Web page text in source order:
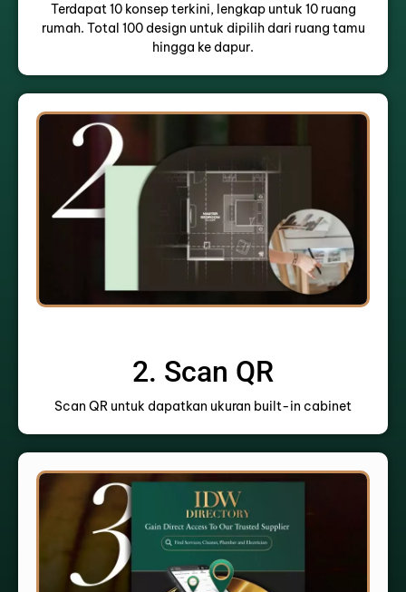
Terdapat 10 konsep terkini, lengkap untuk 10 ruang
rumah. Total 100 design untuk dipilih dari ruang tamu
hingga ke dapur.
2. Scan QR
Scan QR untuk dapatkan ukuran built-in cabinet